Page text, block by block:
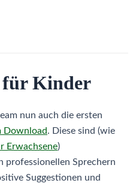
für Kinder
nun auch die ersten
Download. Diese sind (wie
Erwachsene)
professionellen Sprechern
Suggestionen und